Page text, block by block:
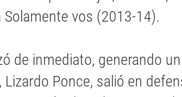
vos (2013-14).
de inmediato, generando
Ponce, salió en